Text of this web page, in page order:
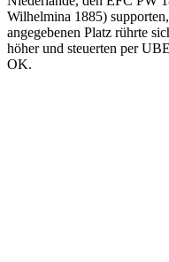
Wilhelmina 1885)
angegebenen Platz rührte
höher und steuerten per
OK.